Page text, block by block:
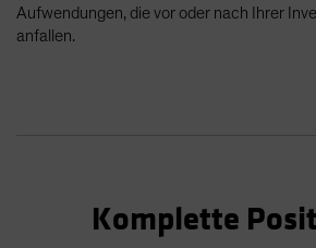
Aufwendungen, die vor oder nach Ihrer
anfallen.
Komplette